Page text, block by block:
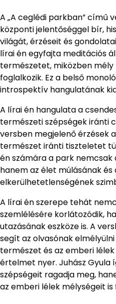
A „A ceglédi parkban” című
központi jelentőséggel bír,
világát, érzéseit és
lírai én egyfajta meditációs
természetet, miközben mély
foglalkozik. Ez a belső
introspektív hangulatának
A lírai én hangulata a
természeti szépségek iránti
versben megjelenő érzések
természet iránti tiszteletet
én számára a park nemcsak
hanem az élet múlásának és
elkerülhetetlenségének
A lírai én szerepe tehát
szemlélésére korlátozódik,
utazásának eszköze is. A
segít az olvasónak
természet és az emberi
értelmet nyer. Juhász Gyula
szépségeit ragadja meg,
az emberi lélek mélységeit is